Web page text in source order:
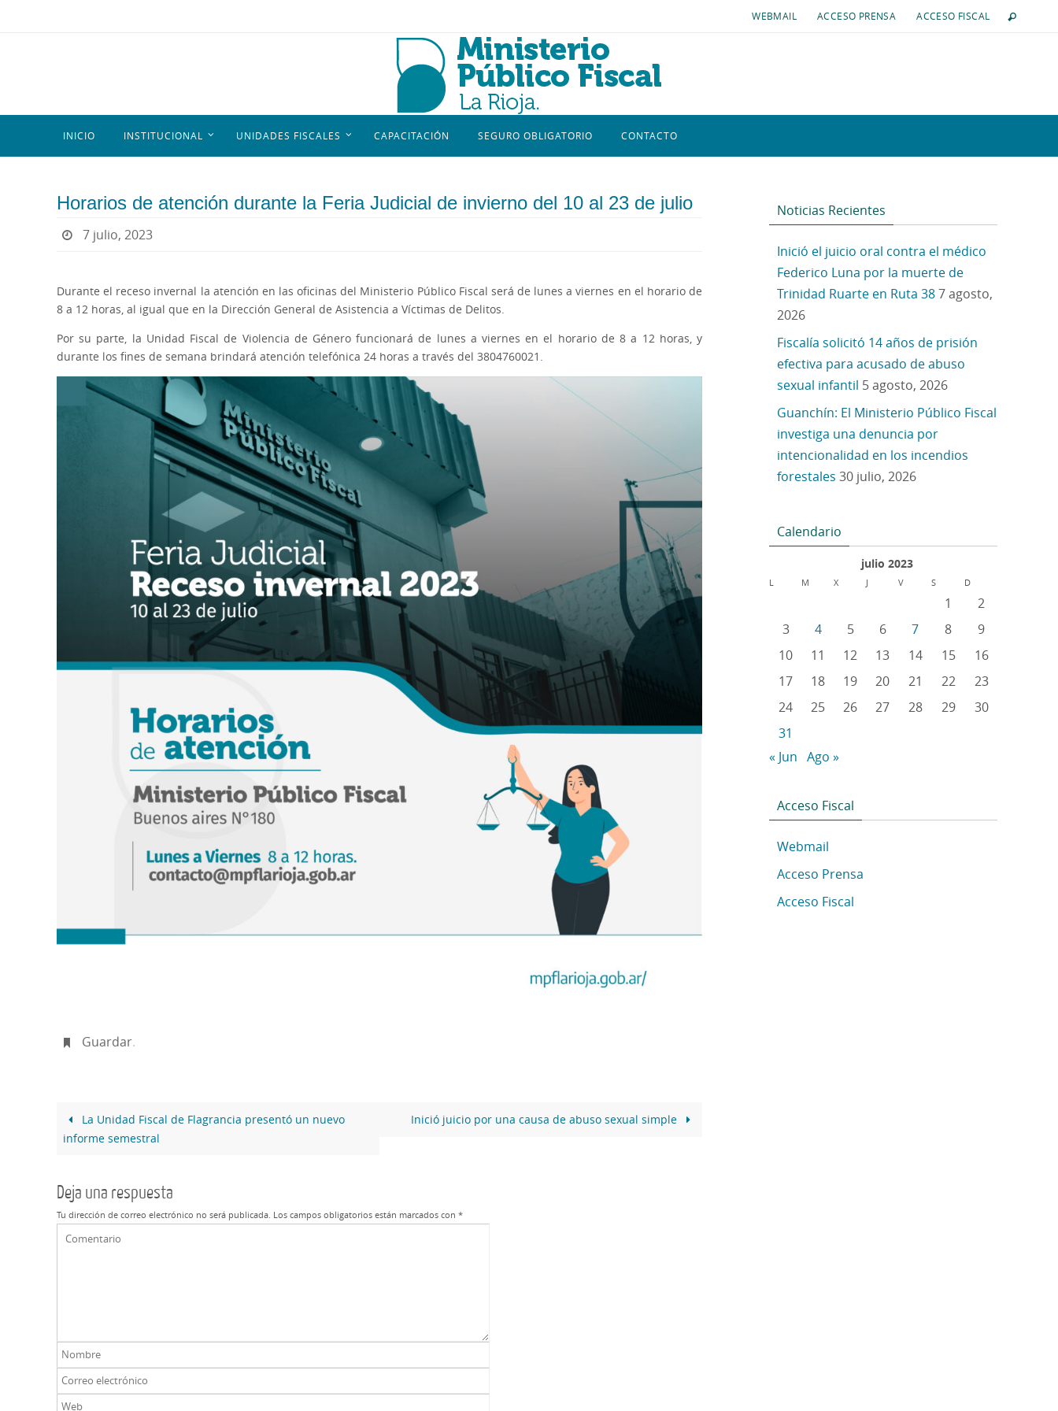
WEBMAIL ACCESO PRENSA ACCESO FISCAL
INICIO INSTITUCIONAL UNIDADES FISCALES CAPACITACIÓN SEGURO OBLIGATORIO CONTACTO
Horarios de atención durante la Feria Judicial de invierno del 10 al 23 de julio
7 julio, 2023
Durante el receso invernal la atención en las oficinas del Ministerio Público Fiscal será de lunes a viernes en el horario de
8 a 12 horas, al igual que en la Dirección General de Asistencia a Víctimas de Delitos.
Por su parte, la Unidad Fiscal de Violencia de Género funcionará de lunes a viernes en el horario de 8 a 12 horas, y
durante los fines de semana brindará atención telefónica 24 horas a través del 3804760021.
Guardar.
La Unidad Fiscal de Flagrancia presentó un nuevo
informe semestral
Inició juicio por una causa de abuso sexual simple
Deja una respuesta
Tu dirección de correo electrónico no será publicada. Los campos obligatorios están marcados con *
Noticias Recientes
Inició el juicio oral contra el médico
Federico Luna por la muerte de
Trinidad Ruarte en Ruta 387 agosto,
2026
Fiscalía solicitó 14 años de prisión
efectiva para acusado de abuso
sexual infantil 5 agosto, 2026
Guanchín: El Ministerio Público Fiscal
investiga una denuncia por
intencionalidad en los incendios
forestales 30 julio, 2026
Calendario
julio 2023
L M X J V S D
1
2
3
4 5 6 7 8
9
10
11 12 13 14 15
16
17
18 19 20 21 22
23
24
25 26 27 28 29
30
31
« Jun Ago »
Acceso Fiscal
Webmail
Acceso Prensa
Acceso Fiscal